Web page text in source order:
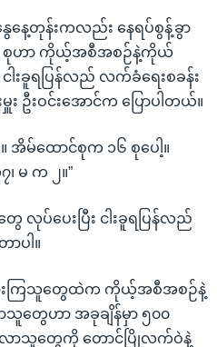
နေ့တုန်းကလည်း နေရပ်စွန့်ခွာ
စုဟာ ကိုယ့်အစီအစဉ်နဲ့ကိုယ်
းခူရပြန်လည် လက်ခံရေးစခန်း
ဦးဝင်းအောင်က ပြောပါတယ်။
မ်ထောင်စုက ၁၆ စုပေါ့။
၊ မ က ၂။”
ပေးပြီး ငါးခူရပြန်လည်
ပါ။
းကြသူတွေထဲက ကိုယ့်အစီအစဉ်နဲ့
သူတွေဟာ အခုချိန်မှာ ၅၀၀
င်လာသူတွေကို တောင်ပြိုလက်ဝဲနဲ့